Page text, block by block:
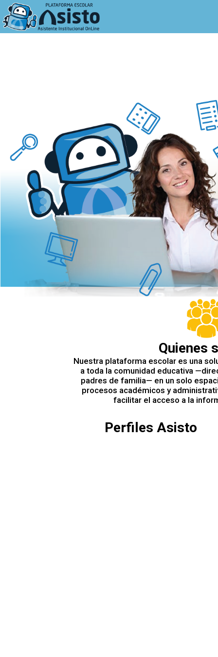
Quienes
Nuestra plataforma escolar es una
a toda la comunidad educativa
padres de familia— en un solo
procesos académicos y
facilitar el acceso a la
Perfiles Asisto